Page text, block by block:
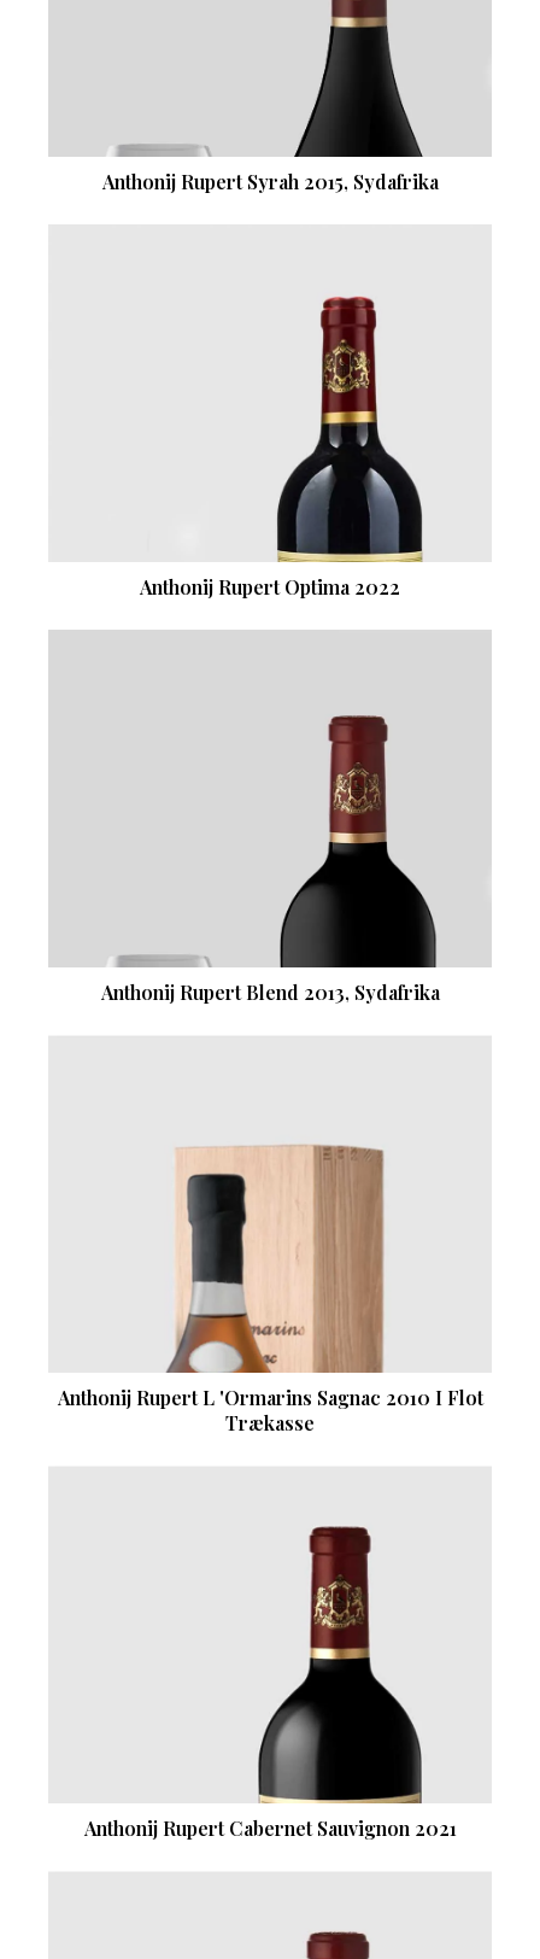
Anthonij Rupert Syrah 2015, Sydafrika
Anthonij Rupert Optima 2022
Anthonij Rupert Blend 2013, Sydafrika
Anthonij Rupert L 'Ormarins Sagnac 2010 I Flot
Trækasse
Anthonij Rupert Cabernet Sauvignon 2021